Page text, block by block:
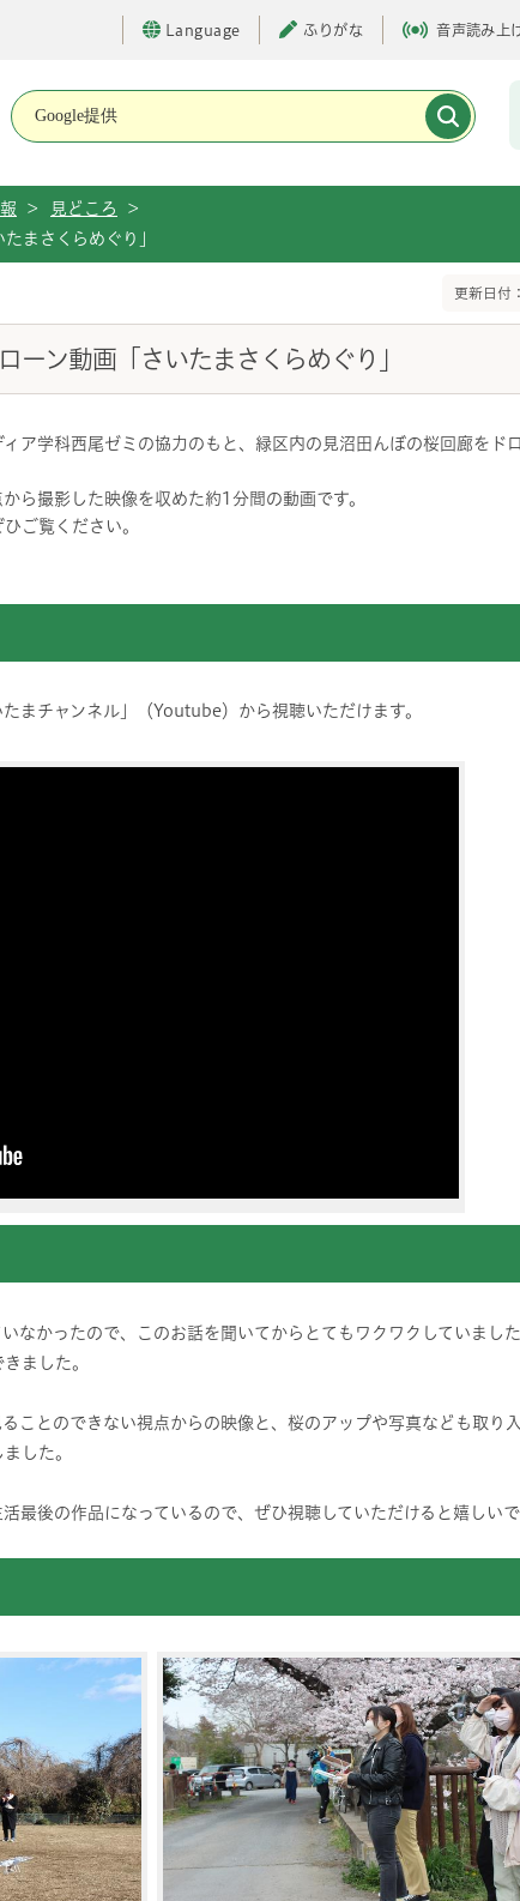
Language ふりがな 音声読み上
> 見どころ
>
まさくらめぐり」
更新日付
ーン動画「さいたまさくらめぐり」
ア学科西尾ゼミの協力のもと、緑区内の見沼田んぼの桜回廊をド
ら撮影した映像を収めた約1分間の動画です。
ご覧ください。
まチャンネル」（Youtube）から視聴いただけます。
なかったので、このお話を聞いてからとてもワクワクしていまし
ました。
ことのできない視点からの映像と、桜のアップや写真なども取り
した。
最後の作品になっているので、ぜひ視聴していただけると嬉しいで